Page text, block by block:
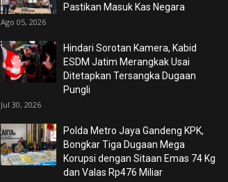
Pastikan Masuk Kas Negara
Ago 05, 2026
Hindari Sorotan Kamera, Kabid
ESDM Jatim Merangkak Usai
Ditetapkan Tersangka Dugaan
Pungli
Jul 30, 2026
Polda Metro Jaya Gandeng KPK,
Bongkar Tiga Dugaan Mega
Korupsi dengan Sitaan Emas 74 Kg
dan Valas Rp476 Miliar